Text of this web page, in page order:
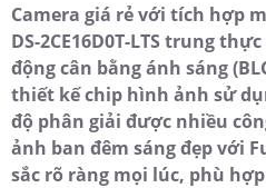
Camera giá rẻ với tích hợp
DS-2CE16D0T-LTS trung
động cân bằng ánh sáng
thiết kế chip hình ảnh sử
độ phân giải được nhiều
ảnh ban đêm sáng đẹp với
sắc rõ ràng mọi lúc, phù